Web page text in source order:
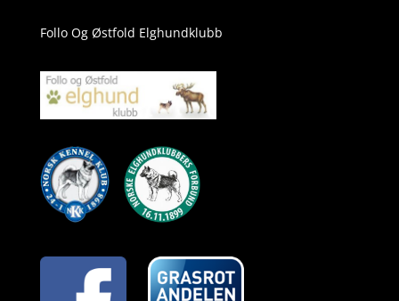
Follo Og Østfold Elghundklubb